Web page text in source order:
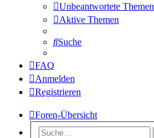
Unbeantwortete Themen
Aktive Themen
Suche
FAQ
Anmelden
Registrieren
Foren-Übersicht